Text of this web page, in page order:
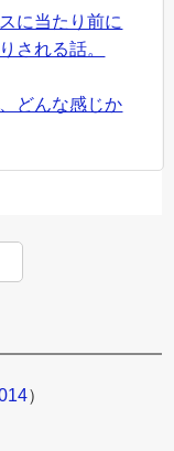
に当たり前に
される話。
どんな感じか
）